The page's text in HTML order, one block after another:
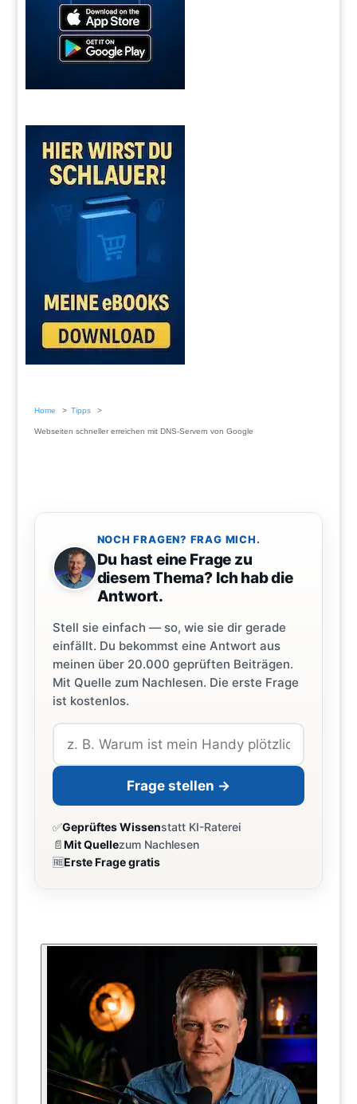
Home Tipps
Webseiten schneller erreichen mit DNS-Servern von Google
NOCH FRAGEN? FRAG MICH.
Du hast eine Frage zu
diesem Thema? Ich hab die
Antwort.
Stell sie einfach — so, wie sie dir gerade
einfällt. Du bekommst eine Antwort aus
meinen über 20.000 geprüften Beiträgen.
Mit Quelle zum Nachlesen. Die erste Frage
ist kostenlos.
Frage stellen →
✅Geprüftes Wissenstatt KI-Raterei
📄Mit Quellezum Nachlesen
🆓Erste Frage gratis